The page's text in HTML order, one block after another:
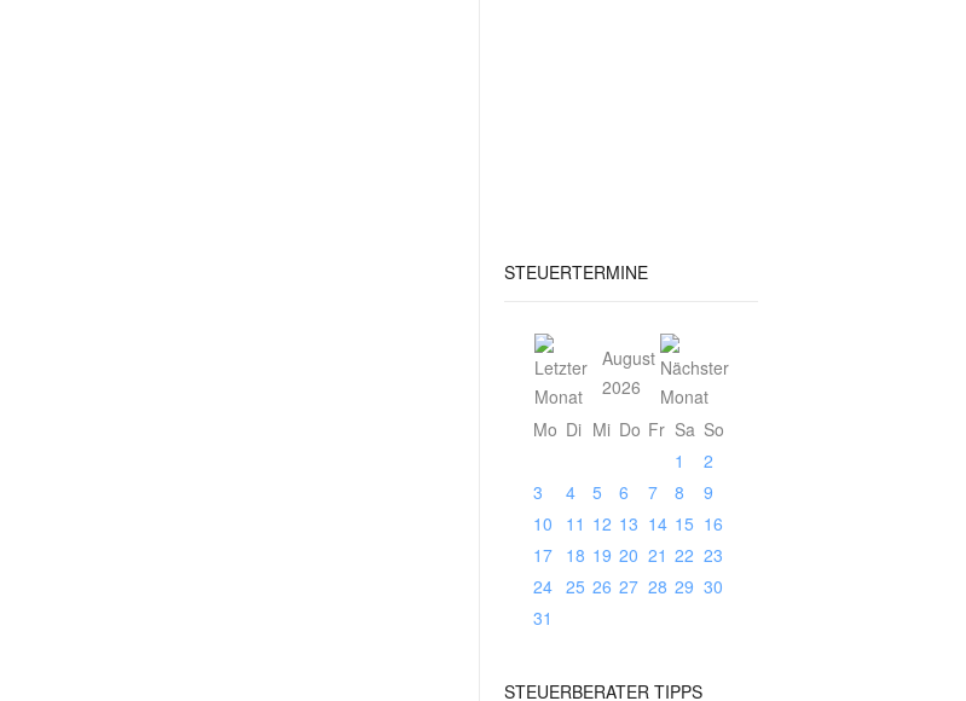
STEUERTERMINE
August
2026
Mo Di Mi Do Fr Sa So
1
2
3
4 5 6 7 8
9
10
11 12 13 14 15 16
17
18 19 20 21 22 23
24 25 26 27 28 29 30
31
STEUERBERATER TIPPS